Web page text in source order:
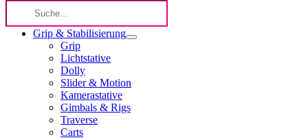
Grip & Stabilisierung
Grip
Lichtstative
Dolly
Slider & Motion
Kamerastative
Gimbals & Rigs
Traverse
Carts